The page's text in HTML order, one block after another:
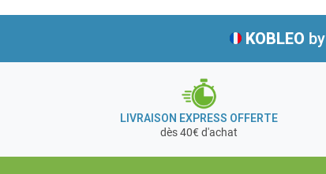
KOBLEO by
LIVRAISON EXPRESS OFFERTE
dès 40€ d'achat